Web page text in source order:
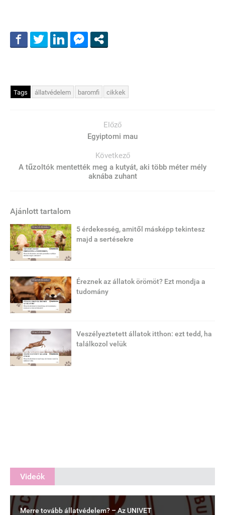
Tags állatvédelem baromfi cikkek
Előző
Egyiptomi mau
Következő
A tűzoltók mentették meg a kutyát, aki több méter mély
aknába zuhant
Ajánlott tartalom
5 érdekesség, amitől másképp tekintesz
majd a sertésekre
Éreznek az állatok örömöt? Ezt mondja a
tudomány
Veszélyeztetett állatok itthon: ezt tedd, ha
találkozol velük
Videók
Merre tovább állatvédelem? – Az UNIVET